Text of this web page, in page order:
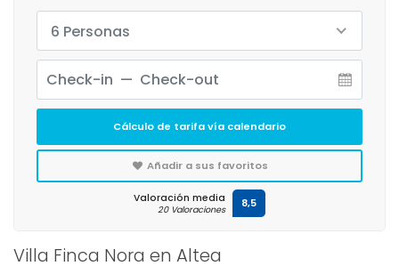
Villa Finca Nora en Altea
6 Personas
Cálculo de tarifa vía calendario
Añadir a sus favoritos
Valoración media
20 Valoraciones 8,5